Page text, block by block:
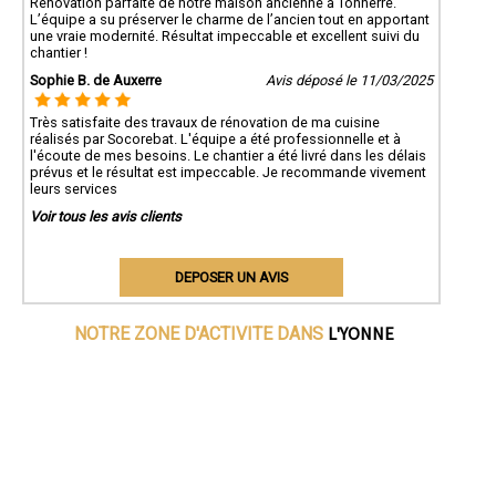
L’équipe a su préserver le charme de l’ancien tout en apportant
une vraie modernité. Résultat impeccable et excellent suivi du
chantier !
Sophie B. de Auxerre
Avis déposé le 11/03/2025
Très satisfaite des travaux de rénovation de ma cuisine
réalisés par Socorebat. L'équipe a été professionnelle et à
l'écoute de mes besoins. Le chantier a été livré dans les délais
prévus et le résultat est impeccable. Je recommande vivement
leurs services
Voir tous les avis clients
DEPOSER UN AVIS
NOTRE ZONE D'ACTIVITE DANS L'YONNE